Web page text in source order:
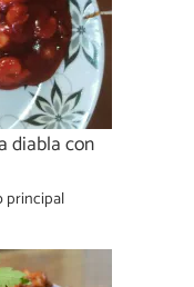
diabla con
principal